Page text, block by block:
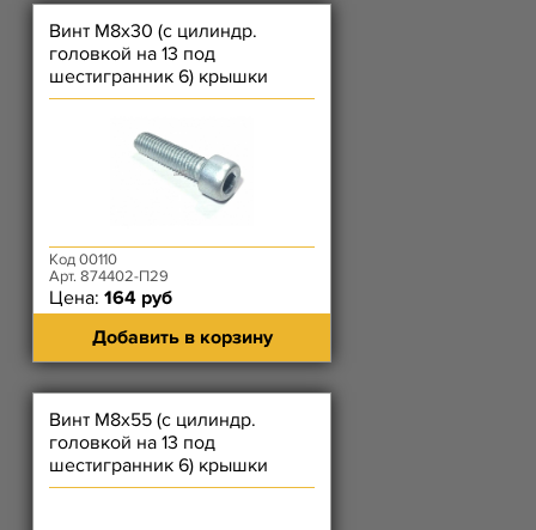
Винт М8х30 (с цилиндр.
головкой на 13 под
шестигранник 6) крышки
цепи короткий, масл насоса
Код 00110
Арт. 874402-П29
Цена: 164 руб
Добавить в корзину
Винт М8х55 (с цилиндр.
головкой на 13 под
шестигранник 6) крышки
цепи средний, дросселя